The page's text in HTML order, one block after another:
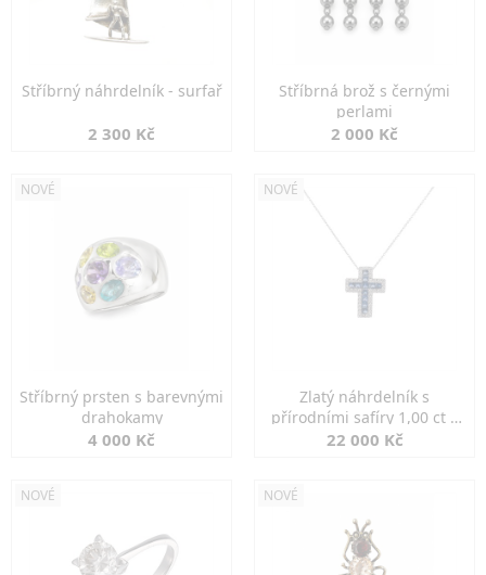
Stříbrný náhrdelník - surfař
2 300 Kč
Stříbrná brož s černými
perlami
2 000 Kč
NOVÉ
Stříbrný prsten s barevnými
drahokamy
4 000 Kč
NOVÉ
Zlatý náhrdelník s
přírodními safíry 1,00 ct a
diamanty
22 000 Kč
NOVÉ NOVÉ